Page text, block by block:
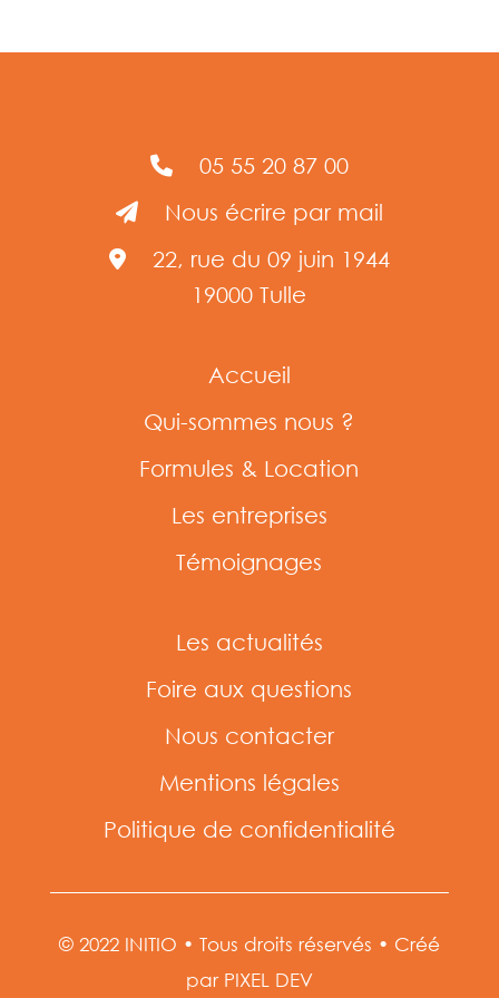
05 55 20 87 00
Nous écrire par mail
22, rue du 09 juin 1944
19000 Tulle
Accueil
Qui-sommes nous ?
Formules & Location
Les entreprises
Témoignages
Les actualités
Foire aux questions
Nous contacter
Mentions légales
Politique de confidentialité
© 2022 INITIO • Tous droits réservés • Créé
par PIXEL DEV